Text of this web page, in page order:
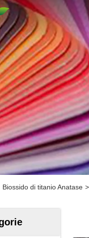
Biossido di titanio Anatase >